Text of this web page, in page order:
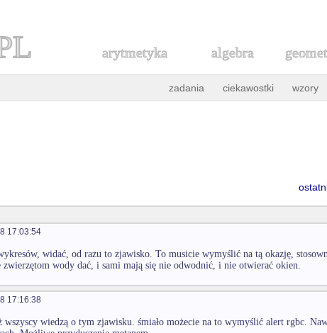
arytmetyka algebra
zadania ciekawostki wzory
17:03:54
widać, od razu to zjawisko. To musicie wymyślić na tą okazję,
wody dać, i sami mają się nie odwodnić, i nie otwierać okien.
17:16:38
wszyscy wiedzą o tym zjawisku. śmiało możecie na to wymyślić alert rgbc.